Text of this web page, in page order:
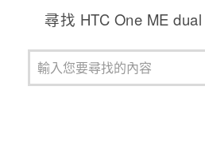
尋找 HTC One ME